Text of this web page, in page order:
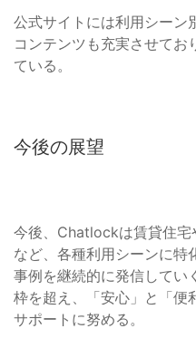
公式サイトには利用シーン
コンテンツも充実させてお
ている。
今後の展望
今後、Chatlockは賃貸住宅
など、各種利用シーンに特
事例を継続的に発信してい
枠を超え、「安心」と「便
サポートに努める。